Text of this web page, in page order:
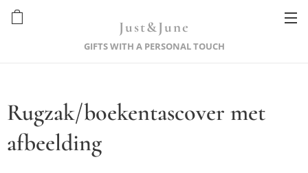
Just&June
GIFTS WITH A PERSONAL TOUCH
Rugzak/boekentascover met
afbeelding